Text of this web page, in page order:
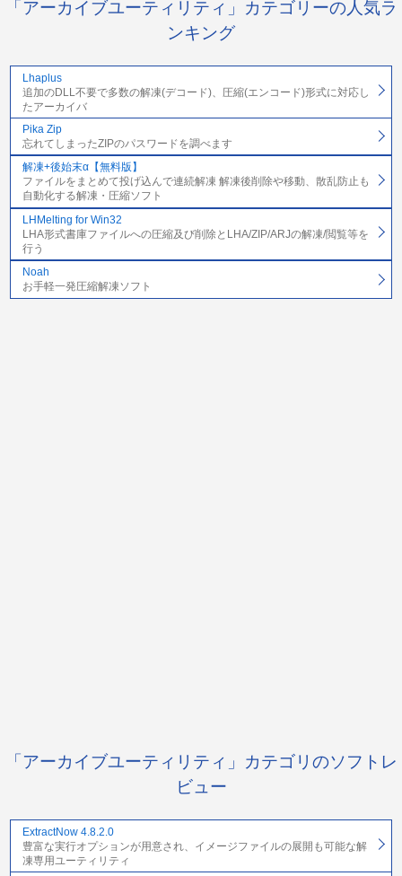
「アーカイブユーティリティ」カテゴリーの人気ラ
ンキング
Lhaplus
追加のDLL不要で多数の解凍(デコード)、圧縮(エンコード)形式に対応し
たアーカイバ
Pika Zip
忘れてしまったZIPのパスワードを調べます
解凍+後始末α【無料版】
ファイルをまとめて投げ込んで連続解凍 解凍後削除や移動、散乱防止も
自動化する解凍・圧縮ソフト
LHMelting for Win32
LHA形式書庫ファイルへの圧縮及び削除とLHA/ZIP/ARJの解凍/閲覧等を
行う
Noah
お手軽一発圧縮解凍ソフト
「アーカイブユーティリティ」カテゴリのソフトレ
ビュー
ExtractNow 4.8.2.0
豊富な実行オプションが用意され、イメージファイルの展開も可能な解
凍専用ユーティリティ